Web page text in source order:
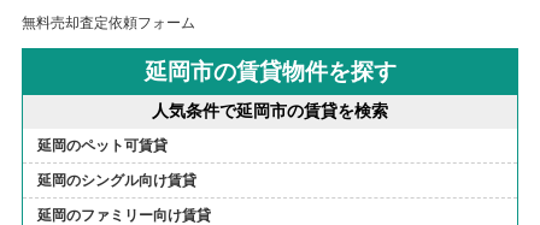
無料売却査定依頼フォーム
延岡市の賃貸物件を探す
人気条件で延岡市の賃貸を検索
延岡のペット可賃貸
延岡のシングル向け賃貸
延岡のファミリー向け賃貸